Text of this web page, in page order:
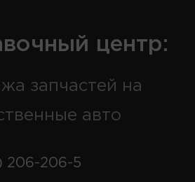
центр:
запчастей на
авто
206-206-5